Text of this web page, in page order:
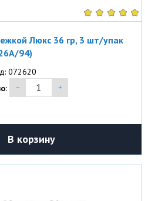
Люкс 36 гр, 3 шт/упак
94)
072620
В корзину